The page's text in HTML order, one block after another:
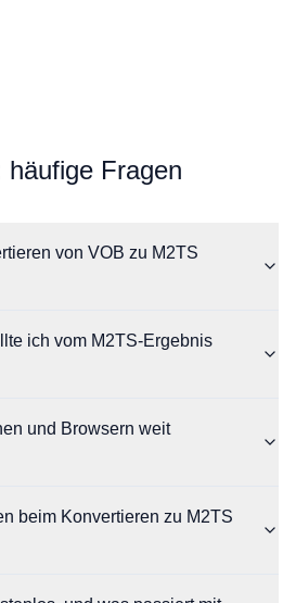
Fragen
von VOB zu M2TS
ich vom M2TS-Ergebnis
und Browsern weit
beim Konvertieren zu M2TS